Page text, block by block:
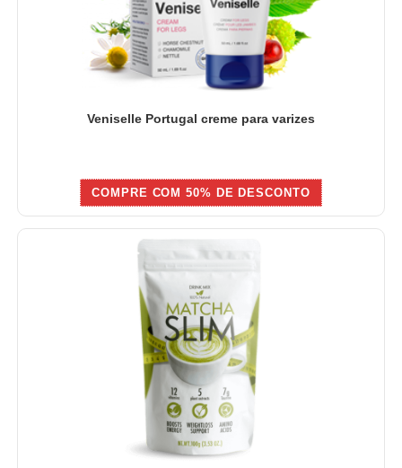
Veniselle Portugal creme para varizes
COMPRE COM 50% DE DESCONTO